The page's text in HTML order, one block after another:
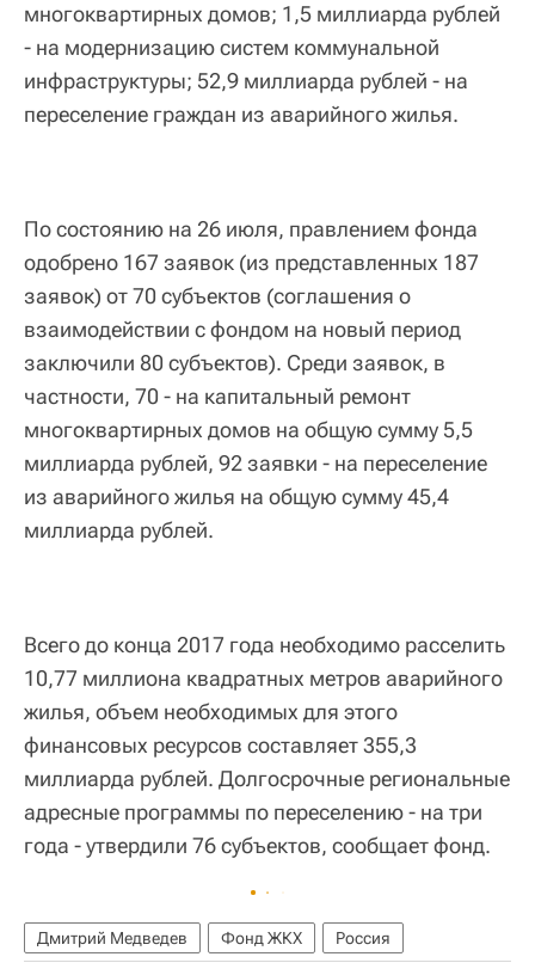
многоквартирных домов; 1,5 миллиарда рублей
- на модернизацию систем коммунальной
инфраструктуры; 52,9 миллиарда рублей - на
переселение граждан из аварийного жилья.
По состоянию на 26 июля, правлением фонда
одобрено 167 заявок (из представленных 187
заявок) от 70 субъектов (соглашения о
взаимодействии с фондом на новый период
заключили 80 субъектов). Среди заявок, в
частности, 70 - на капитальный ремонт
многоквартирных домов на общую сумму 5,5
миллиарда рублей, 92 заявки - на переселение
из аварийного жилья на общую сумму 45,4
миллиарда рублей.
Всего до конца 2017 года необходимо расселить
10,77 миллиона квадратных метров аварийного
жилья, объем необходимых для этого
финансовых ресурсов составляет 355,3
миллиарда рублей. Долгосрочные региональные
адресные программы по переселению - на три
года - утвердили 76 субъектов, сообщает фонд.
Дмитрий Медведев Фонд ЖКХ Россия